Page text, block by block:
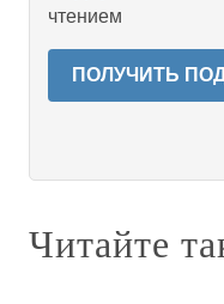
чтением
ПОЛУЧИТЬ
Читайте